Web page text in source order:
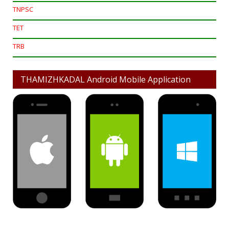
TNPSC
TET
TRB
THAMIZHKADAL Android Mobile Application